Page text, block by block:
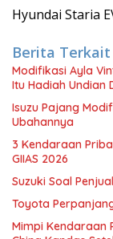
Hyundai Staria
Berita Terkait
Modifikasi Ayla
Itu Hadiah Undian
Isuzu Pajang
Ubahannya
3 Kendaraan
GIIAS 2026
Suzuki Soal
Toyota
Mimpi Kendaraan